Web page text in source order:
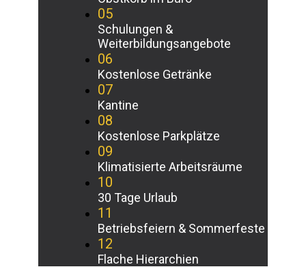
05
Schulungen &
Weiterbildungsangebote
06
Kostenlose Getränke
07
Kantine
08
Kostenlose Parkplätze
09
Klimatisierte Arbeitsräume
10
30 Tage Urlaub
11
Betriebsfeiern & Sommerfeste
12
Flache Hierarchien